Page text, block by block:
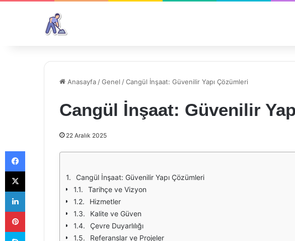
Anasayfa /Genel /Cangül İnşaat: Güvenilir Yapı Çözümleri
Cangül İnşaat: Güvenilir
22 Aralık 2025
Cangül İnşaat: Güvenilir Yapı Çözümleri
Tarihçe ve Vizyon
Hizmetler
Kalite ve Güven
Çevre Duyarlılığı
Referanslar ve Projeler
Facebook
X
LinkedIn
Pinterest
Skype